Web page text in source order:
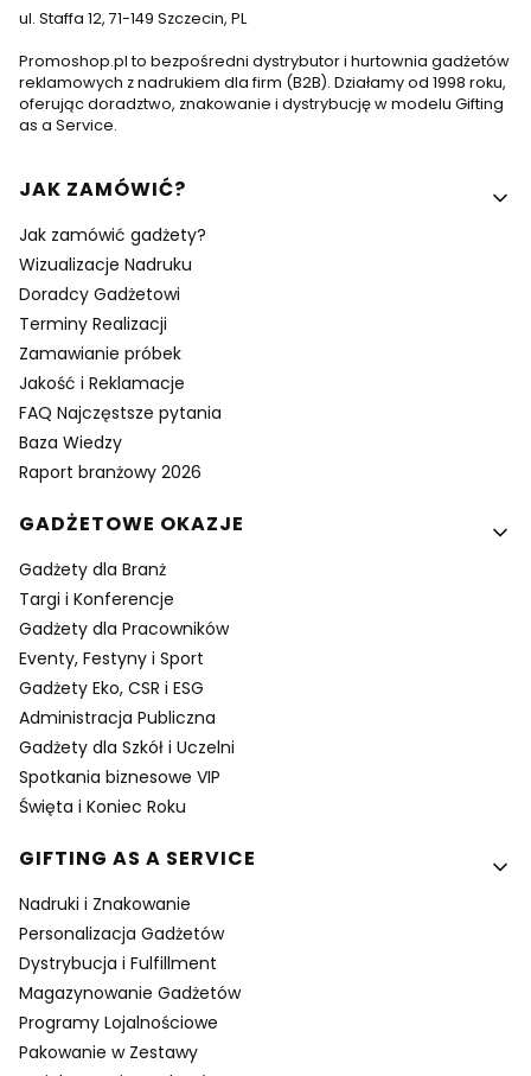
ul. Staffa 12, 71-149 Szczecin, PL
Promoshop.pl to bezpośredni dystrybutor i hurtownia gadżetów
reklamowych z nadrukiem dla firm (B2B). Działamy od 1998 roku,
oferując doradztwo, znakowanie i dystrybucję w modelu Gifting
as a Service.
Linki w stopce
JAK ZAMÓWIĆ?
Jak zamówić gadżety?
Wizualizacje Nadruku
Doradcy Gadżetowi
Terminy Realizacji
Zamawianie próbek
Jakość i Reklamacje
FAQ Najczęstsze pytania
Baza Wiedzy
Raport branżowy 2026
GADŻETOWE OKAZJE
Gadżety dla Branż
Targi i Konferencje
Gadżety dla Pracowników
Eventy, Festyny i Sport
Gadżety Eko, CSR i ESG
Administracja Publiczna
Gadżety dla Szkół i Uczelni
Spotkania biznesowe VIP
Święta i Koniec Roku
GIFTING AS A SERVICE
Nadruki i Znakowanie
Personalizacja Gadżetów
Dystrybucja i Fulfillment
Magazynowanie Gadżetów
Programy Lojalnościowe
Pakowanie w Zestawy